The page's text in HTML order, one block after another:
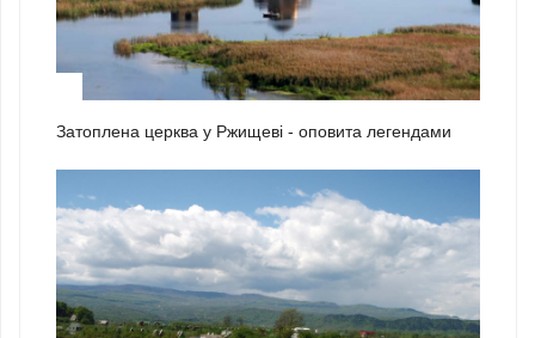
Затоплена церква у Ржищеві - оповита легендами